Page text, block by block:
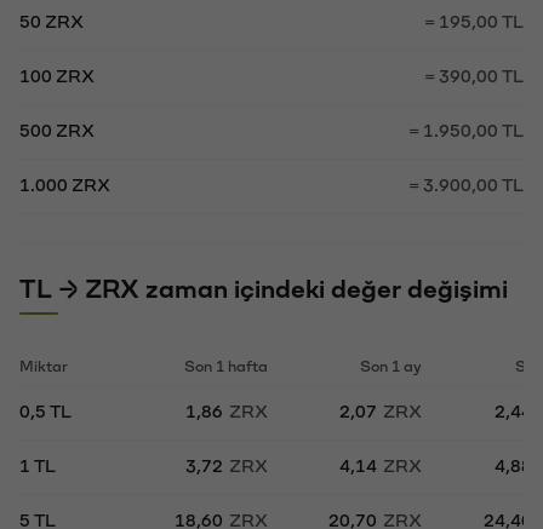
50 ZRX = 195,00 TL
100 ZRX = 390,00 TL
500 ZRX = 1.950,00 TL
1.000 ZRX = 3.900,00 TL
TL → ZRX zaman içindeki değer değişimi
Miktar Son 1 hafta Son 1 ay
0,5 TL 1,86 ZRX 2,07 ZRX 2,44
1 TL 3,72 ZRX 4,14 ZRX 4,88
5 TL 18,60 ZRX 20,70 ZRX 24,40